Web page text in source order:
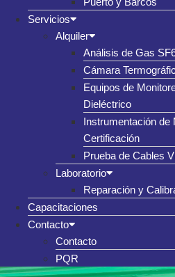
Servicios
Alquiler
Análisis de Gas
Cámara
Equipos de
Dieléctrico
Instrumentación de
Certificación
Prueba de Cables
Laboratorio
Reparación y
Capacitaciones
Contacto
Contacto
PQR